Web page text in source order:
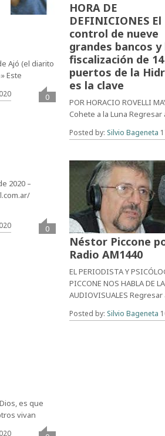
Ajó (el diarito
Este
0
HORA DE
DEFINICIONES El
control de nueve
grandes bancos y
fiscalización de 14
puertos de la
es la clave
POR HORACIO ROVELLI
Cohete a la Luna
Posted by: Silvio Bageneta
2020 –
0
Néstor Piccone
Radio AM1440
EL PERIODISTA Y
PICCONE NOS HABLA DE
AUDIOVISUALES Regresar
Posted by: Silvio Bageneta
es que
vivan